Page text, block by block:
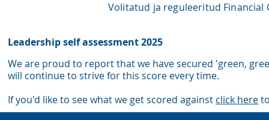
Volitatud ja reguleeritud Financial
Leadership self assessment 2025
We are proud to report that we have secured 'green,
will continue to strive for this score every time.
If you'd like to see what we get scored against click here